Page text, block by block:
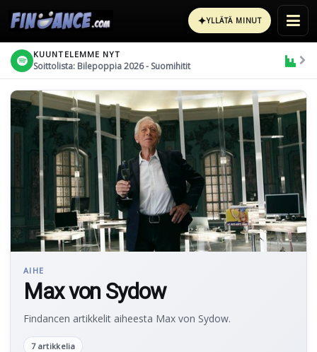
✦YLLÄTÄ MINUT
KUUNTELEMME NYT
Soittolista: Bilepoppia 2026 - Suomihitit
AIHE
Max von Sydow
Findancen artikkelit aiheesta Max von Sydow.
7 artikkelia